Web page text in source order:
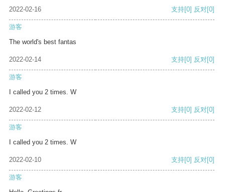
2022-02-16 支持[0] 反对[0]
游客
The world's best fantas
2022-02-14 支持[0] 反对[0]
游客
I called you 2 times. W
2022-02-12 支持[0] 反对[0]
游客
I called you 2 times. W
2022-02-10 支持[0] 反对[0]
游客